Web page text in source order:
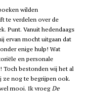
wilden
te verdelen over de
Punt. Vanuit hedendaags
ervan mocht uitgaan dat
enige hulp! Wat
en personale
Toch bestonden wij het al
ze nog te begrijpen ook.
mooi. Ik vroegDe